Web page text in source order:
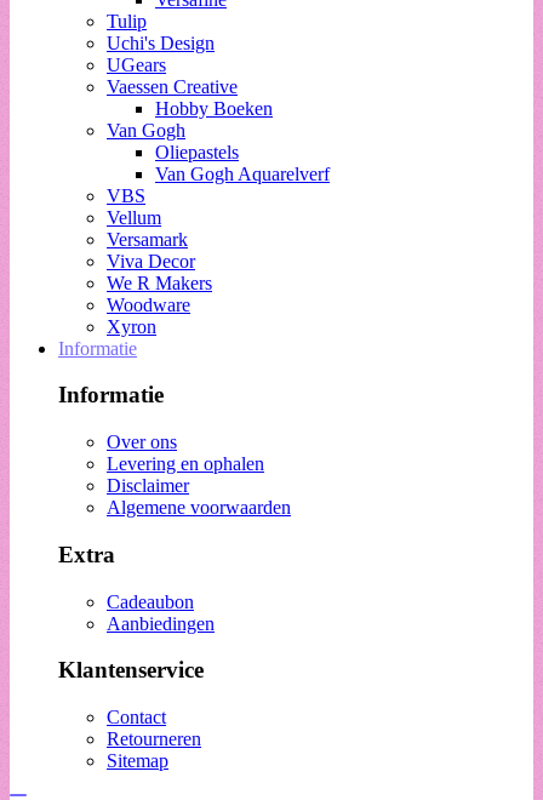
Tulip
Uchi's Design
UGears
Vaessen Creative
Hobby Boeken
Van Gogh
Oliepastels
Van Gogh Aquarelverf
VBS
Vellum
Versamark
Viva Decor
We R Makers
Woodware
Xyron
Informatie
Informatie
Over ons
Levering en ophalen
Disclaimer
Algemene voorwaarden
Extra
Cadeaubon
Aanbiedingen
Klantenservice
Contact
Retourneren
Sitemap